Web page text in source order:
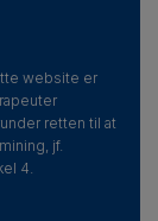
1952-
website er
retten til at
jf.
4.